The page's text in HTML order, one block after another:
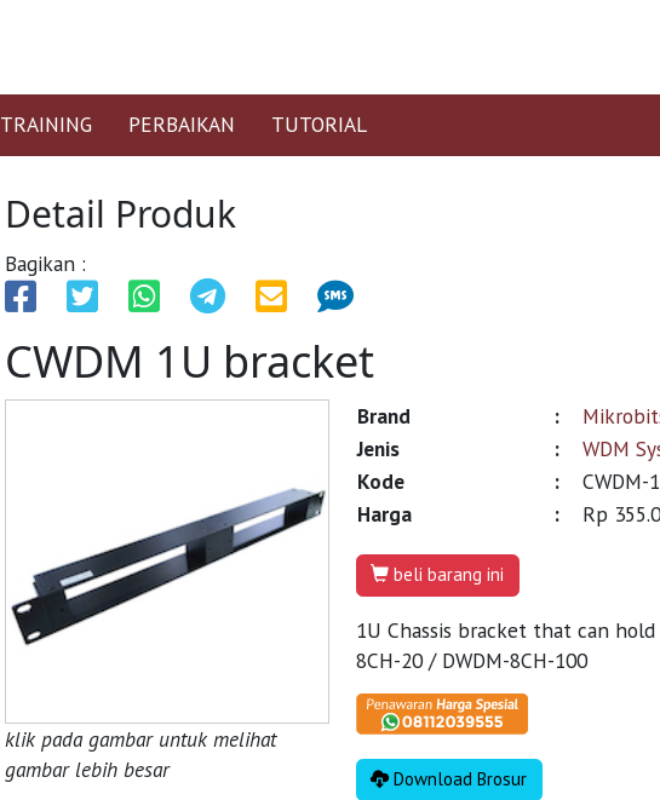
TRAINING PERBAIKAN TUTORIAL
Detail Produk
Bagikan :
CWDM 1U bracket
klik pada gambar untuk melihat
gambar lebih besar
Brand :
Jenis
:
WDM
Kode
:
CWDM-
Harga
: Rp
beli barang ini
1U Chassis bracket that can
8CH-20 / DWDM-8CH-100
Download Brosur